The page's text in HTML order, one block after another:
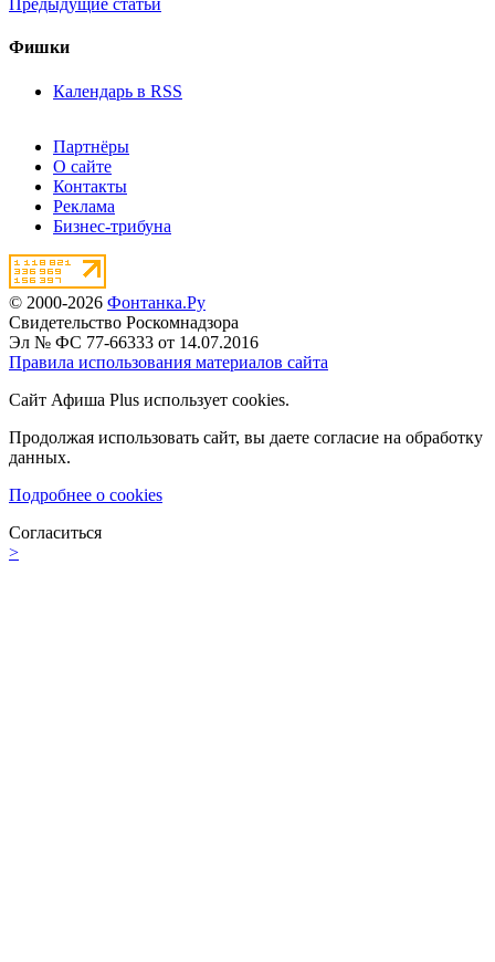
Предыдущие статьи
Фишки
Календарь в RSS
Партнёры
О сайте
Контакты
Реклама
Бизнес-трибуна
© 2000-2026 Фонтанка.Ру
Свидетельство Роскомнадзора
Эл № ФС 77-66333 от 14.07.2016
Правила использования материалов сайта
Сайт Афиша Plus использует cookies.
Продолжая использовать сайт, вы даете согласие на обработку
данных.
Подробнее о cookies
Согласиться
>